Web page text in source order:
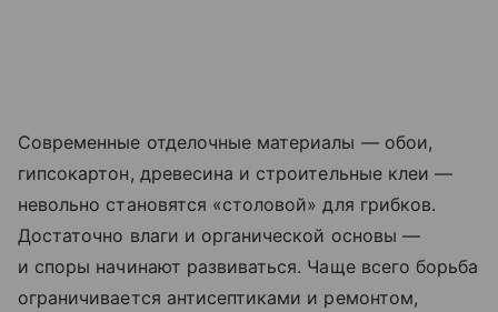
Современные отделочные материалы — обои,
гипсокартон, древесина и строительные клеи —
невольно становятся «столовой» для грибков.
Достаточно влаги и органической основы —
и споры начинают развиваться. Чаще всего борьба
ограничивается антисептиками и ремонтом,